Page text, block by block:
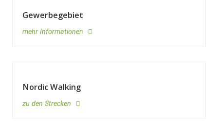
Gewerbegebiet
mehr Informationen
Nordic Walking
zu den Strecken